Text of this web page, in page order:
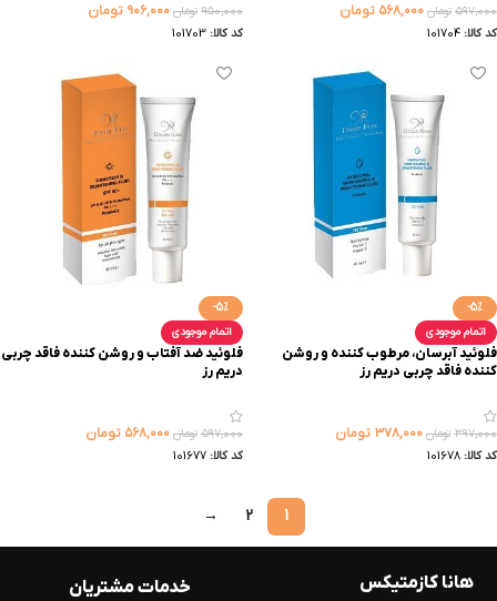
۵۹۷,۰۰۰ تومان ۵۶۸,۰۰۰ تومان
کد کالا: 101704
۹۵۰,۰۰۰ تومان ۹۰۶,۰۰۰ تومان
کد کالا: 101703
-5%
اتمام موجودی
فلوئید آبرسان، مرطوب کننده و روشن
کننده فاقد چربی دریم رز
۳۹۷,۰۰۰ تومان ۳۷۸,۰۰۰ تومان
کد کالا: 101678
-5%
اتمام موجودی
فلوئید ضد آفتاب و روشن کننده فاقد چربی
دریم رز
۵۹۷,۰۰۰ تومان ۵۶۸,۰۰۰ تومان
کد کالا: 101677
1
2
→
هانا کازمتیکس خدمات مشتریان